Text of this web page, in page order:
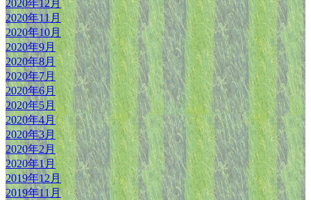
2020年12月
2020年11月
2020年10月
2020年9月
2020年8月
2020年7月
2020年6月
2020年5月
2020年4月
2020年3月
2020年2月
2020年1月
2019年12月
2019年11月